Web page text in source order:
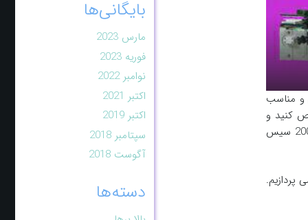
و مناسب
کنید و
دستگاه پرکن مایعات کبیر صنعت پارسوماش به صورت پمپی، پیستونی و ثقلی عمل می کند و این دستگاه از 150 سی سی تا 20000 سیس
بایگانی‌ها
مارس 2023
فوریه 2023
نوامبر 2022
اکتبر 2021
اکتبر 2019
سپتامبر 2018
آگوست 2018
دسته‌ها